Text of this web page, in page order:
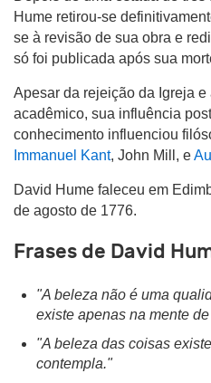
Hume retirou-se
se à revisão de sua obra e
só foi publicada após sua
Apesar da rejeição da Igreja
acadêmico, sua influência
conhecimento influenciou
Immanuel Kant, John Mill, e
David Hume faleceu em
de agosto de 1776.
Frases de David
"A beleza não é uma
existe apenas na mente
"A beleza das coisas
contempla."